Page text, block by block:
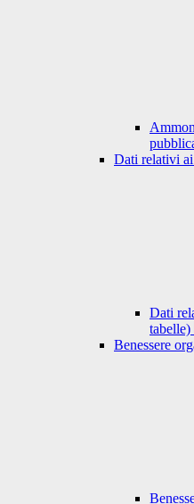
Dati relativi
Dati
tabelle)
Benessere